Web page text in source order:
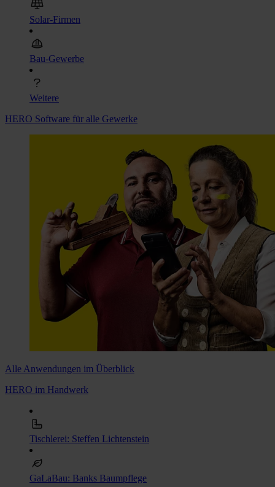
Solar-Firmen
Bau-Gewerbe
Weitere
HERO Software für alle Gewerke
Alle Anwendungen im Überblick
HERO im Handwerk
Tischlerei: Steffen Lichtenstein
GaLaBau: Banks Baumpflege